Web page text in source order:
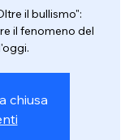
il bullismo":
il fenomeno del
chiusa